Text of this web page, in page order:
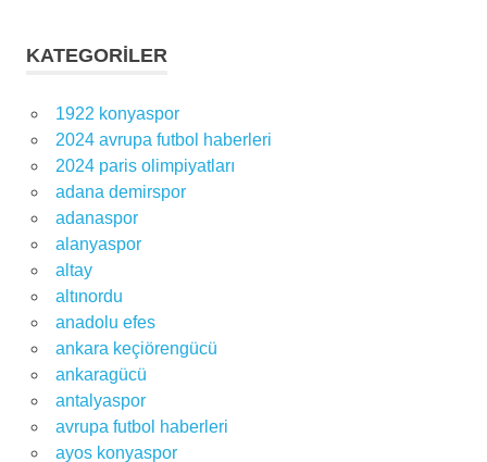
KATEGORILER
1922 konyaspor
2024 avrupa futbol haberleri
2024 paris olimpiyatları
adana demirspor
adanaspor
alanyaspor
altay
altınordu
anadolu efes
ankara keçiörengücü
ankaragücü
antalyaspor
avrupa futbol haberleri
ayos konyaspor